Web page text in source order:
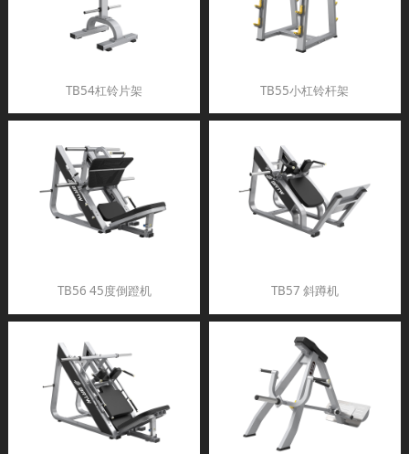
TB54杠铃片架 TB55小杠铃杆架
TB56 45度倒蹬机 TB57 斜蹲机